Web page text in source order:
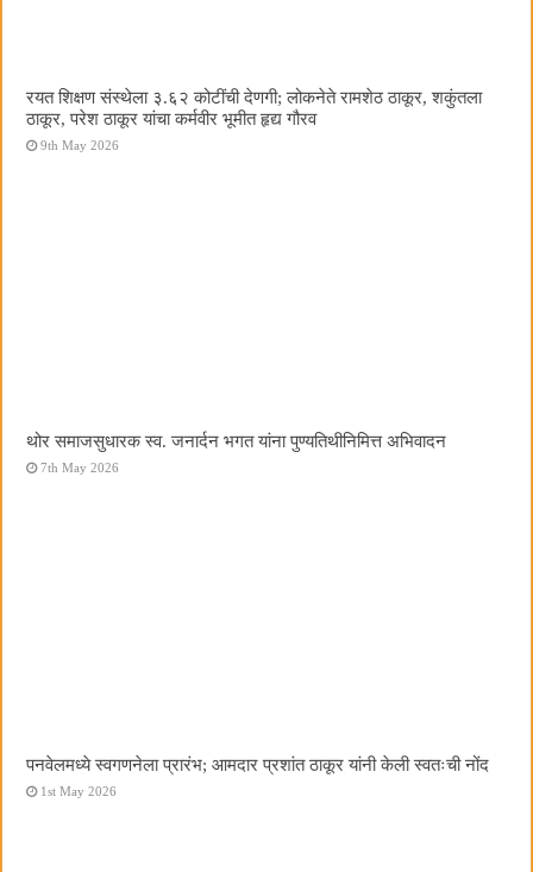
रयत शिक्षण संस्थेला ३.६२ कोटींची देणगी; लोकनेते रामशेठ ठाकूर, शकुंतला
ठाकूर, परेश ठाकूर यांचा कर्मवीर भूमीत हृद्य गौरव
9th May 2026
थोर समाजसुधारक स्व. जनार्दन भगत यांना पुण्यतिथीनिमित्त अभिवादन
7th May 2026
पनवेलमध्ये स्वगणनेला प्रारंभ; आमदार प्रशांत ठाकूर यांनी केली स्वतःची नोंद
1st May 2026